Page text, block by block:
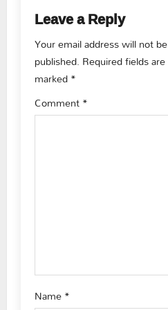
a
v
i
g
Leave a Reply
Your email address will not be
published. Required fields are
marked*
Comment*
Name*